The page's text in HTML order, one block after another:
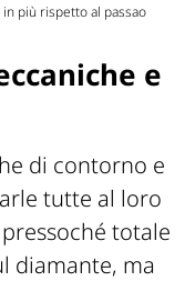
più rispetto al passao
e
di contorno e
tutte al loro
totale
diamante, ma